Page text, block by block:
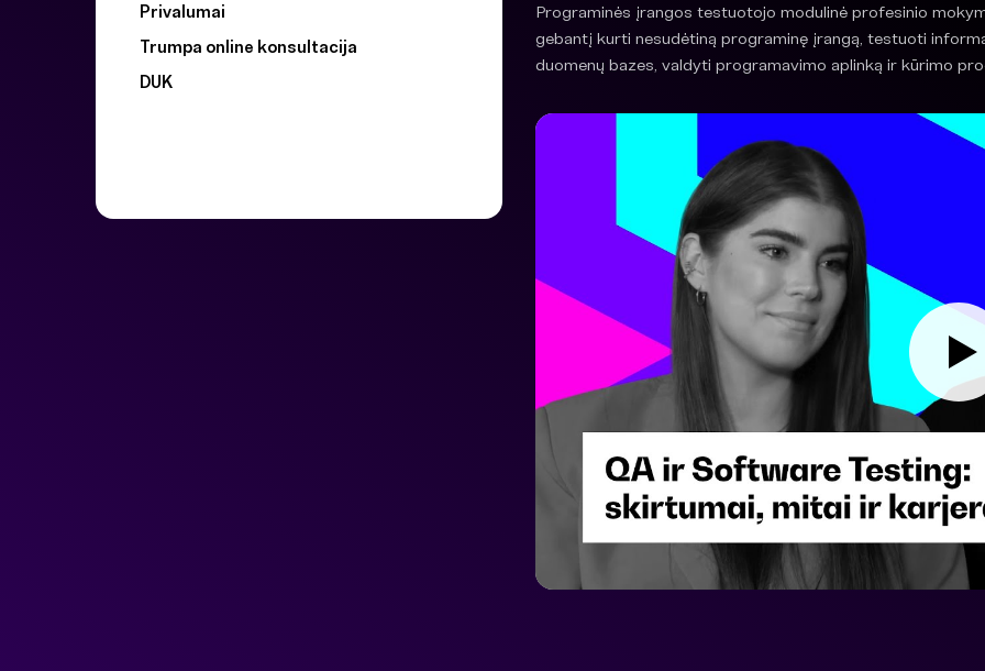
Privalumai
Trumpa online konsultacija
DUK
Programinės įrangos testuotojo modulinė profesinio
gebantį kurti nesudėtiną programinę įrangą, testuoti
duomenų bazes, valdyti programavimo aplinką ir kūrimo